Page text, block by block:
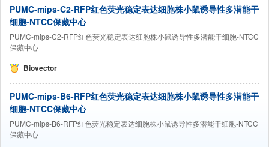
PUMC-mips-C2-RFP红色荧光稳定表达细胞株小鼠诱导性多潜能干
细胞-NTCC保藏中心
PUMC-mips-C2-RFP红色荧光稳定表达细胞株小鼠诱导性多潜能干细胞-NTCC
保藏中心
Biovector
PUMC-mips-B6-RFP红色荧光稳定表达细胞株小鼠诱导性多潜能干
细胞-NTCC保藏中心
PUMC-mips-B6-RFP红色荧光稳定表达细胞株小鼠诱导性多潜能干细胞-NTCC
保藏中心